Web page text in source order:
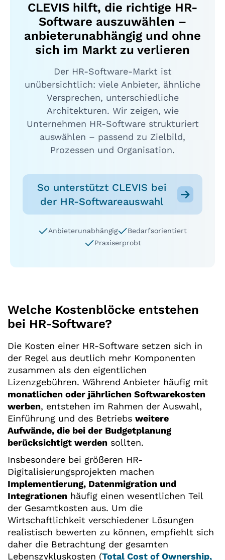
CLEVIS hilft, die richtige HR-
Software auszuwählen –
anbieterunabhängig und ohne
sich im Markt zu verlieren
Der HR-Software-Markt ist
unübersichtlich: viele Anbieter, ähnliche
Versprechen, unterschiedliche
Architekturen. Wir zeigen, wie
Unternehmen HR-Software strukturiert
auswählen – passend zu Zielbild,
Prozessen und Organisation.
So unterstützt CLEVIS bei
der HR-Softwareauswahl
Anbieterunabhängig
Bedarfsorientiert
Praxiserprobt
Welche Kostenblöcke entstehen
bei HR-Software?
Die Kosten einer HR-Software setzen sich in
der Regel aus deutlich mehr Komponenten
zusammen als den eigentlichen
Lizenzgebühren. Während Anbieter häufig mit
monatlichen oder jährlichen Softwarekosten
werben, entstehen im Rahmen der Auswahl,
Einführung und des Betriebs weitere
Aufwände, die bei der Budgetplanung
berücksichtigt werden sollten.
Insbesondere bei größeren HR-
Digitalisierungsprojekten machen
Implementierung, Datenmigration und
Integrationen häufig einen wesentlichen Teil
der Gesamtkosten aus. Um die
Wirtschaftlichkeit verschiedener Lösungen
realistisch bewerten zu können, empfiehlt sich
daher die Betrachtung der gesamten
Lebenszykluskosten (Total Cost of Ownership,